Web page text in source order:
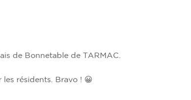
de Bonnetable de TARMAC.
résidents. Bravo ! 😀